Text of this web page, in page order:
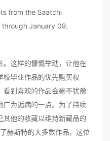
from the Saatchi
January 09,
这样的慷慨举动，让他在
校毕业作品的优先购买权
到喜欢的作品会毫不犹豫
为诟病的一点。为了持续
他的收藏以维持新藏品的
赫斯特的大多数作品，这位